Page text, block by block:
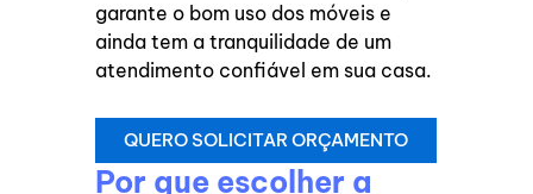
garante o bom uso dos móveis e
ainda tem a tranquilidade de um
atendimento confiável em sua casa.
QUERO SOLICITAR ORÇAMENTO
Por que escolher a